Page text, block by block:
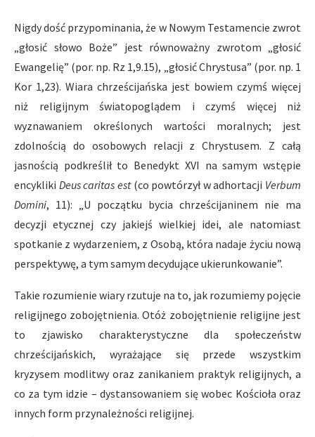
Nigdy dość przypominania, że w Nowym Testamencie zwrot
„głosić słowo Boże” jest równoważny zwrotom „głosić
Ewangelię” (por. np. Rz 1,9.15), „głosić Chrystusa” (por. np. 1
Kor 1,23). Wiara chrześcijańska jest bowiem czymś więcej
niż religijnym światopoglądem i czymś więcej niż
wyznawaniem określonych wartości moralnych; jest
zdolnością do osobowych relacji z Chrystusem. Z całą
jasnością podkreślił to Benedykt XVI na samym wstępie
encykliki Deus caritas est(co powtórzył w adhortacji Verbum
Domini, 11): „U początku bycia chrześcijaninem nie ma
decyzji etycznej czy jakiejś wielkiej idei, ale natomiast
spotkanie z wydarzeniem, z Osobą, która nadaje życiu nową
perspektywę, a tym samym decydujące ukierunkowanie”.
Takie rozumienie wiary rzutuje na to, jak rozumiemy pojęcie
religijnego zobojętnienia. Otóż zobojętnienie religijne jest
to zjawisko charakterystyczne dla społeczeństw
chrześcijańskich, wyrażające się przede wszystkim
kryzysem modlitwy oraz zanikaniem praktyk religijnych, a
co za tym idzie – dystansowaniem się wobec Kościoła oraz
innych form przynależności religijnej.